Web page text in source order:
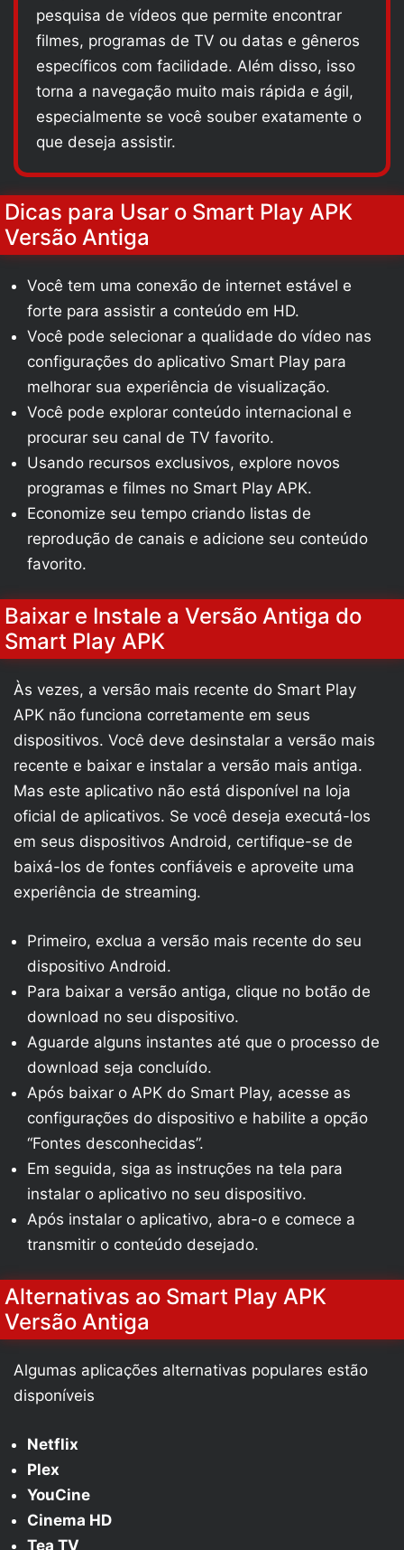
pesquisa de vídeos que permite encontrar
filmes, programas de TV ou datas e gêneros
específicos com facilidade. Além disso, isso
torna a navegação muito mais rápida e ágil,
especialmente se você souber exatamente o
que deseja assistir.
Dicas para Usar o Smart Play APK
Versão Antiga
Você tem uma conexão de internet estável e
forte para assistir a conteúdo em HD.
Você pode selecionar a qualidade do vídeo nas
configurações do aplicativo Smart Play para
melhorar sua experiência de visualização.
Você pode explorar conteúdo internacional e
procurar seu canal de TV favorito.
Usando recursos exclusivos, explore novos
programas e filmes no Smart Play APK.
Economize seu tempo criando listas de
reprodução de canais e adicione seu conteúdo
favorito.
Baixar e Instale a Versão Antiga do
Smart Play APK
Às vezes, a versão mais recente do Smart Play
APK não funciona corretamente em seus
dispositivos. Você deve desinstalar a versão mais
recente e baixar e instalar a versão mais antiga.
Mas este aplicativo não está disponível na loja
oficial de aplicativos. Se você deseja executá-los
em seus dispositivos Android, certifique-se de
baixá-los de fontes confiáveis e aproveite uma
experiência de streaming.
Primeiro, exclua a versão mais recente do seu
dispositivo Android.
Para baixar a versão antiga, clique no botão de
download no seu dispositivo.
Aguarde alguns instantes até que o processo de
download seja concluído.
Após baixar o APK do Smart Play, acesse as
configurações do dispositivo e habilite a opção
“Fontes desconhecidas”.
Em seguida, siga as instruções na tela para
instalar o aplicativo no seu dispositivo.
Após instalar o aplicativo, abra-o e comece a
transmitir o conteúdo desejado.
Alternativas ao Smart Play APK
Versão Antiga
Algumas aplicações alternativas populares estão
disponíveis
Netflix
Plex
YouCine
Cinema HD
Tea TV